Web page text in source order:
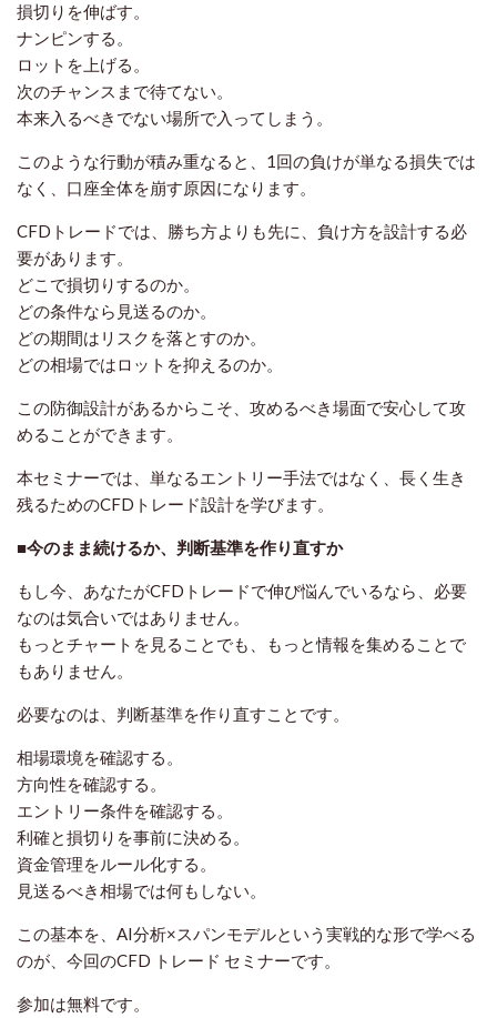
損切りを伸ばす。
ナンピンする。
ロットを上げる。
次のチャンスまで待てない。
本来入るべきでない場所で入ってしまう。
このような行動が積み重なると、1回の負けが単なる損失では
なく、口座全体を崩す原因になります。
CFDトレードでは、勝ち方よりも先に、負け方を設計する必
要があります。
どこで損切りするのか。
どの条件なら見送るのか。
どの期間はリスクを落とすのか。
どの相場ではロットを抑えるのか。
この防御設計があるからこそ、攻めるべき場面で安心して攻
めることができます。
本セミナーでは、単なるエントリー手法ではなく、長く生き
残るためのCFDトレード設計を学びます。
■今のまま続けるか、判断基準を作り直すか
もし今、あなたがCFDトレードで伸び悩んでいるなら、必要
なのは気合いではありません。
もっとチャートを見ることでも、もっと情報を集めることで
もありません。
必要なのは、判断基準を作り直すことです。
相場環境を確認する。
方向性を確認する。
エントリー条件を確認する。
利確と損切りを事前に決める。
資金管理をルール化する。
見送るべき相場では何もしない。
この基本を、AI分析×スパンモデルという実戦的な形で学べる
のが、今回のCFD トレード セミナーです。
参加は無料です。